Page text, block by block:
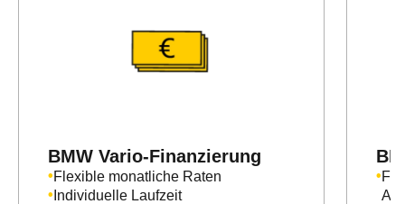
BMW Vario-Finanzierung
Flexible monatliche Raten
Individuelle Laufzeit